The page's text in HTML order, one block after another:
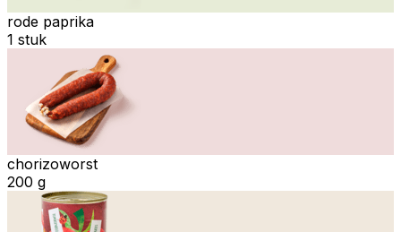
rode paprika
1 stuk
chorizoworst
200 g